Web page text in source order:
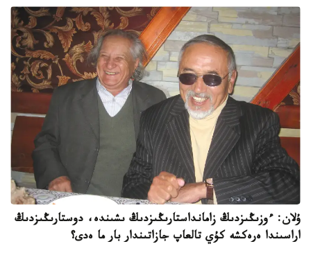
ۇلان: ءوزىڭىزدىڭ زامانداستارىڭىزدىڭ ىشىندە، دوستارىڭىزدىڭ
اراسىندا ەرەكشە كۇي تالعاپ جازاتىندار بار ما ەدى؟